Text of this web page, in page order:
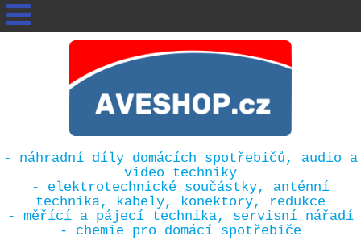
- náhradní díly domácích spotřebičů, audio a
video techniky
- elektrotechnické součástky, anténní
technika, kabely, konektory, redukce
- měřící a pájecí technika, servisní nářadí
- chemie pro domácí spotřebiče